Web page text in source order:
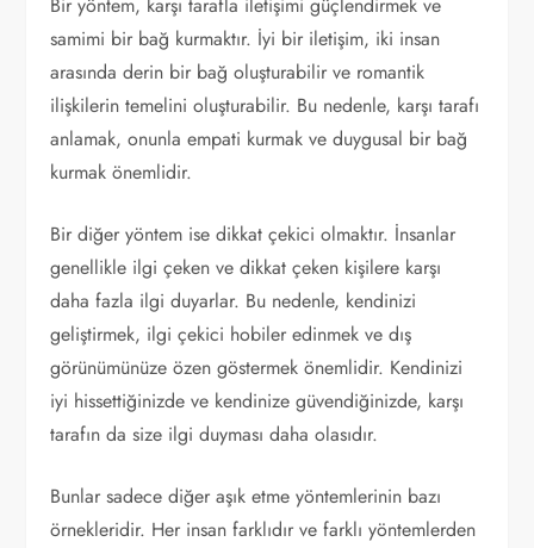
samimi bir bağ kurmaktır. İyi bir iletişim, iki insan
arasında derin bir bağ oluşturabilir ve romantik
ilişkilerin temelini oluşturabilir. Bu nedenle, karşı tarafı
anlamak, onunla empati kurmak ve duygusal bir bağ
kurmak önemlidir.
Bir diğer yöntem ise dikkat çekici olmaktır. İnsanlar
genellikle ilgi çeken ve dikkat çeken kişilere karşı
daha fazla ilgi duyarlar. Bu nedenle, kendinizi
geliştirmek, ilgi çekici hobiler edinmek ve dış
görünümünüze özen göstermek önemlidir. Kendinizi
iyi hissettiğinizde ve kendinize güvendiğinizde, karşı
tarafın da size ilgi duyması daha olasıdır.
Bunlar sadece diğer aşık etme yöntemlerinin bazı
örnekleridir. Her insan farklıdır ve farklı yöntemlerden